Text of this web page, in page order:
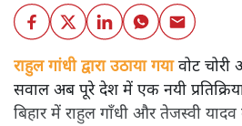
राहुल गांधी द्वारा उठाया गयावोट चोरी
सवाल अब पूरे देश में एक नयी
बिहार में राहुल गाँधी और तेजस्वी यादव